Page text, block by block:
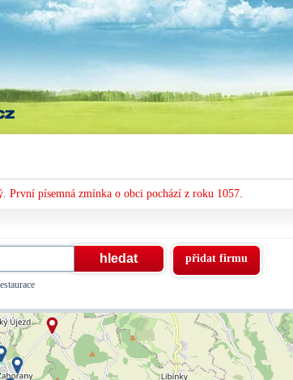
První písemná zmínka o obci pochází z roku 1057.
přidat firmu